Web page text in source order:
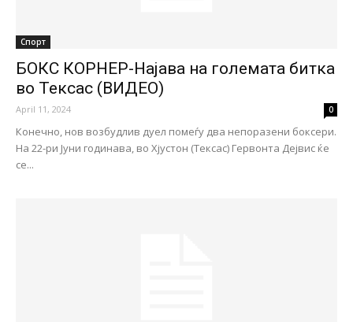
Спорт
БОКС КОРНЕР-Најава на големата битка
во Тексас (ВИДЕО)
April 11, 2024 0
Конечно, нов возбудлив дуел помеѓу два непоразени боксери.
На 22-ри Јуни годинава, во Хјустон (Тексас) Гервонта Дејвис ќе
се...